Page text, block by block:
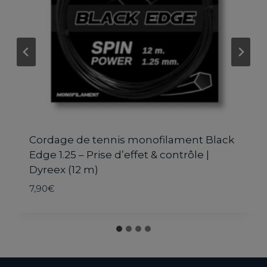
Cordage de tennis monofilament Black
Edge 1.25 – Prise d’effet & contrôle |
Dyreex (12 m)
7,90€